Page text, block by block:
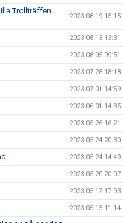
Trollträffen
2023-08-19 15:15
2023-08-13 13:31
2023-08-05 09:51
2023-07-28 18:18
2023-07-01 14:59
2023-06-01 14:35
2023-05-26 16:21
2023-05-24 20:30
2023-05-24 14:49
2023-05-20 20:07
2023-05-17 17:03
2023-05-15 11:14